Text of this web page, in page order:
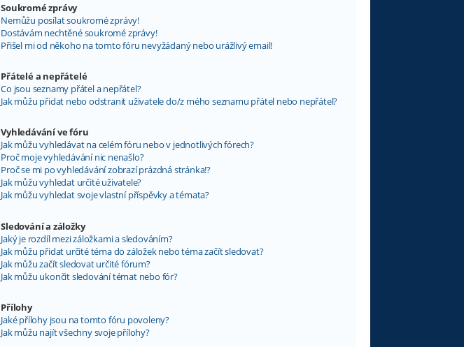
Soukromé zprávy
Nemůžu posílat soukromé zprávy!
Dostávám nechtěné soukromé zprávy!
Přišel mi od někoho na tomto fóru nevyžádaný nebo urážlivý email!
Přátelé a nepřátelé
Co jsou seznamy přátel a nepřátel?
Jak můžu přidat nebo odstranit uživatele do/z mého seznamu přátel nebo nepřátel?
Vyhledávání ve fóru
Jak můžu vyhledávat na celém fóru nebo v jednotlivých fórech?
Proč moje vyhledávání nic nenašlo?
Proč se mi po vyhledávání zobrazí prázdná stránka!?
Jak můžu vyhledat určité uživatele?
Jak můžu vyhledat svoje vlastní příspěvky a témata?
Sledování a záložky
Jaký je rozdíl mezi záložkami a sledováním?
Jak můžu přidat určité téma do záložek nebo téma začít sledovat?
Jak můžu začít sledovat určité fórum?
Jak můžu ukončit sledování témat nebo fór?
Přílohy
Jaké přílohy jsou na tomto fóru povoleny?
Jak můžu najít všechny svoje přílohy?